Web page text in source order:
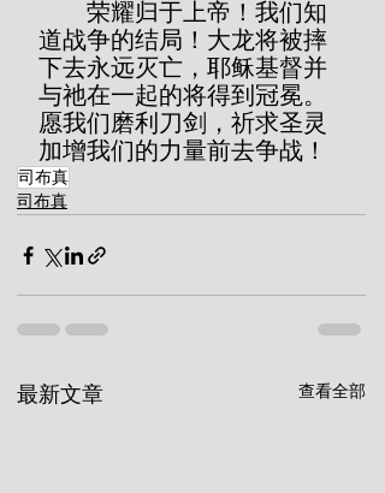
道战争的结局！大龙将被摔
下去永远灭亡，耶稣基督并
与祂在一起的将得到冠冕。
愿我们磨利刀剑，祈求圣灵
加增我们的力量前去争战！
司布真
司布真
最新文章 查看全部